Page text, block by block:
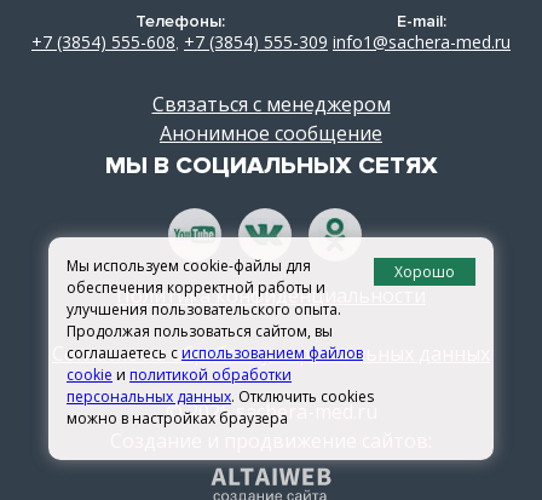
Телефоны:
+7 (3854) 555-608, +7 (3854) 555-309
E-mail:
info1@sachera-med.ru
Связаться с менеджером
Анонимное сообщение
МЫ В СОЦИАЛЬНЫХ СЕТЯХ
Политика конфиденциальности
Согласие на обработку персональных данных
© 2026 sachera-med.ru
Мы используем cookie-файлы для
обеспечения корректной работы и
улучшения пользовательского опыта.
Продолжая пользоваться сайтом, вы
соглашаетесь с использованием файлов
cookie и политикой обработки
персональных данных. Отключить cookies
можно в настройках браузера
Хорошо